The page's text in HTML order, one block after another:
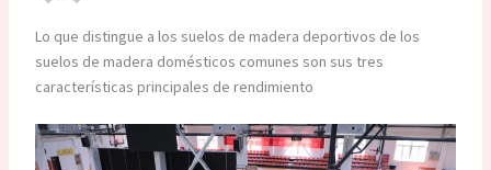
Lo que distingue a los suelos de madera deportivos de los
suelos de madera domésticos comunes son sus tres
características principales de rendimiento